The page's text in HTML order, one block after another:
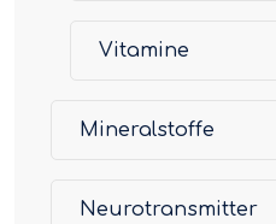
Vitamine
Mineralstoffe
Neurotransmitter